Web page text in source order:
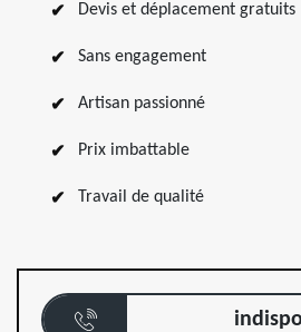
Devis et déplacement gratuits
Sans engagement
Artisan passionné
Prix imbattable
Travail de qualité